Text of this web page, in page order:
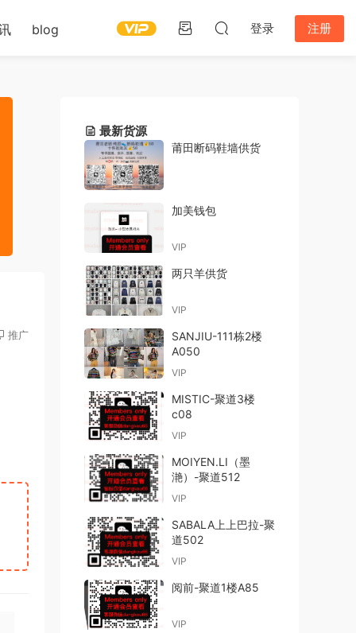
blog 登录 注册
推广
最新货源
莆田断码鞋墙供货
加美钱包
VIP
两只羊供货
VIP
SANJIU-111栋2楼
A050
VIP
MISTIC-聚道3楼
c08
VIP
MOIYEN.LI（墨
滟）-聚道512
VIP
SABALA上上巴拉-聚
道502
VIP
阅前-聚道1楼A85
VIP